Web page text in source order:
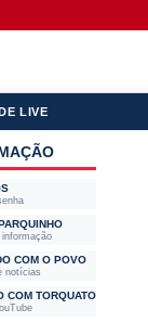
LIVE
PARQUINHO
informação
COM O POVO
e notícias
COM TORQUATO
PARCEIRAS